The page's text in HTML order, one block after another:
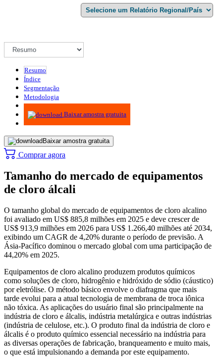
Resumo
Índice
Segmentação
Metodologia
Infográficos
Baixar amostra gratuita
Baixar amostra gratuita
Comprar agora
Tamanho do mercado de equipamentos
de cloro álcali
O tamanho global do mercado de equipamentos de cloro alcalino
foi avaliado em US$ 885,8 milhões em 2025 e deve crescer de
US$ 913,9 milhões em 2026 para US$ 1.266,40 milhões até 2034,
exibindo um CAGR de 4,20% durante o período de previsão. A
Ásia-Pacífico dominou o mercado global com uma participação de
44,20% em 2025.
Equipamentos de cloro alcalino produzem produtos químicos
como soluções de cloro, hidrogênio e hidróxido de sódio (cáustico)
por eletrólise. O método básico envolve o diafragma que mais
tarde evolui para a atual tecnologia de membrana de troca iônica
não tóxica. As aplicações do usuário final são principalmente na
indústria de cloro e álcalis, indústria metalúrgica e outras indústrias
(indústria de celulose, etc.). O produto final da indústria de cloro e
álcalis é o produto químico essencial necessário na indústria para
as diversas operações de fabricação, branqueamento e muito mais,
o que está impulsionando a demanda por este equipamento.